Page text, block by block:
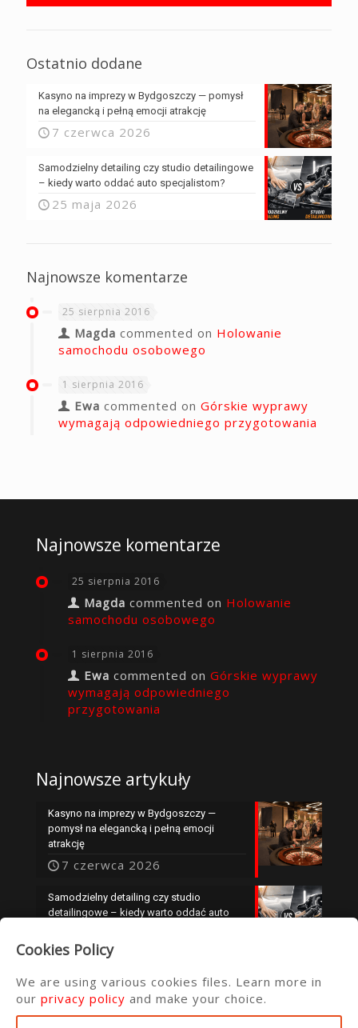
Ostatnio dodane
Kasyno na imprezy w Bydgoszczy — pomysł
na elegancką i pełną emocji atrakcję
7 czerwca 2026
Samodzielny detailing czy studio detailingowe
– kiedy warto oddać auto specjalistom?
25 maja 2026
Najnowsze komentarze
25 sierpnia 2016
Magda commented on Holowanie
samochodu osobowego
1 sierpnia 2016
Ewa commented on Górskie wyprawy
wymagają odpowiedniego przygotowania
Najnowsze komentarze
25 sierpnia 2016
Magda commented on Holowanie
samochodu osobowego
1 sierpnia 2016
Ewa commented on Górskie wyprawy
wymagają odpowiedniego
przygotowania
Najnowsze artykuły
Kasyno na imprezy w Bydgoszczy —
pomysł na elegancką i pełną emocji
atrakcję
7 czerwca 2026
Samodzielny detailing czy studio
detailingowe – kiedy warto oddać auto
25 maja 2026
Cookies Policy
We are using various cookies files. Learn more in
our privacy policy and make your choice.